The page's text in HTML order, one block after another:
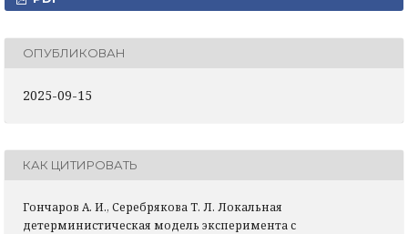
ОПУБЛИКОВАН
2025-09-15
КАК ЦИТИРОВАТЬ
Гончаров А. И., Серебрякова Т. Л. Локальная
детерминистическая модель эксперимента с